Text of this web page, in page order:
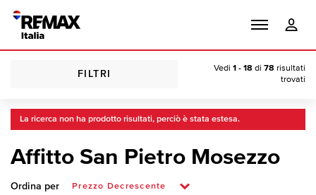
FILTRI
Vedi 1 - 18 di 78 risultati
trovati
La ricerca non ha prodotto risultati, perciò è stata estesa.
Affitto San Pietro Mosezzo
Ordina per